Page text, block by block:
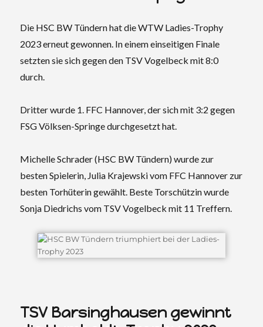
Die HSC BW Tündern hat die WTW Ladies-Trophy
2023 erneut gewonnen. In einem einseitigen Finale
setzten sie sich gegen den TSV Vogelbeck mit 8:0
durch.
Dritter wurde 1. FFC Hannover, der sich mit 3:2 gegen
FSG Völksen-Springe durchgesetzt hat.
Michelle Schrader (HSC BW Tündern) wurde zur
besten Spielerin, Julia Krajewski vom FFC Hannover zur
besten Torhüterin gewählt. Beste Torschützin wurde
Sonja Diedrichs vom TSV Vogelbeck mit 11 Treffern.
TSV Barsinghausen gewinnt